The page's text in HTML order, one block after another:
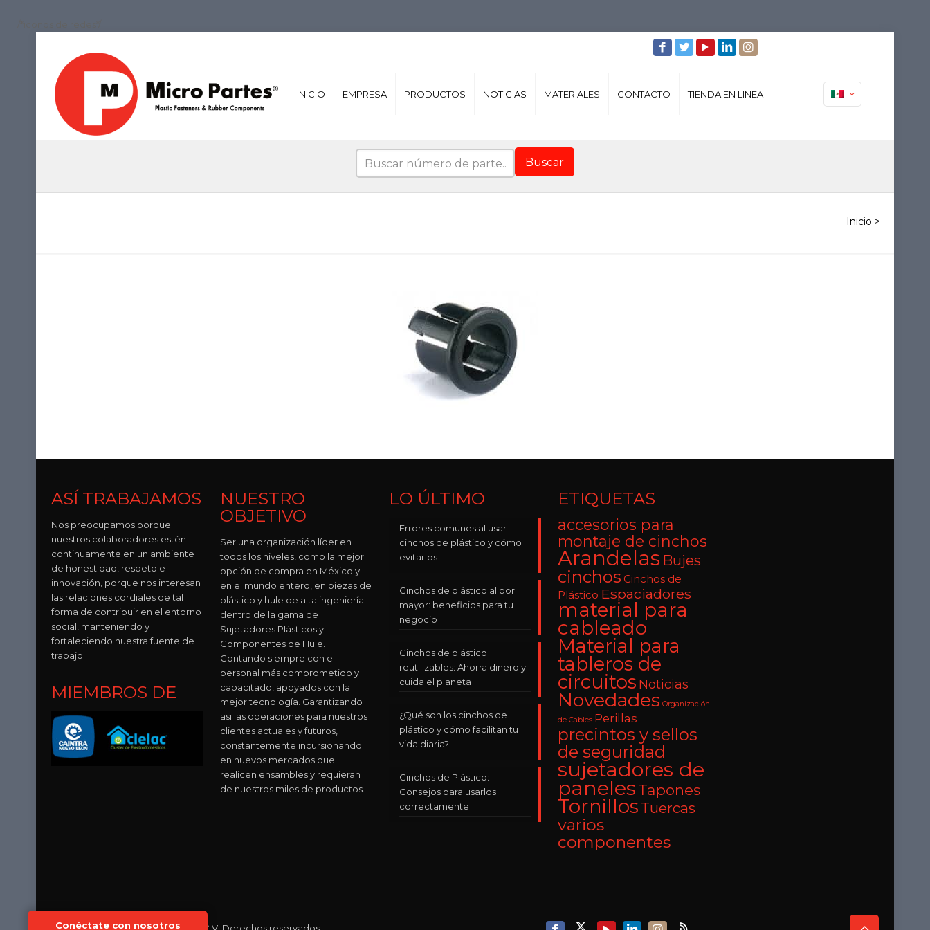
INICIO EMPRESA PRODUCTOS NOTICIAS MATERIALES CONTACTO TIENDA EN LINEA
Buscar
ASÍ TRABAJAMOS
Nos preocupamos porque
nuestros colaboradores estén
continuamente en un ambiente
de honestidad, respeto e
innovación, porque nos interesan
las relaciones cordiales de tal
forma de contribuir en el entorno
social, manteniendo y
fortaleciendo nuestra fuente de
trabajo.
MIEMBROS DE
NUESTRO
OBJETIVO
Ser una organización líder en
todos los niveles, como la mejor
opción de compra en México y
en el mundo entero, en piezas de
plástico y hule de alta ingeniería
dentro de la gama de
Sujetadores Plásticos y
Componentes de Hule.
Contando siempre con el
personal más comprometido y
capacitado, apoyados con la
mejor tecnología. Garantizando
asi las operaciones para nuestros
clientes actuales y futuros,
constantemente incursionando
en nuevos mercados que
realicen ensambles y requieran
de nuestros miles de productos.
LO ÚLTIMO
Errores comunes al usar
cinchos de plástico y cómo
evitarlos
Cinchos de plástico al por
mayor: beneficios para tu
negocio
Cinchos de plástico
reutilizables: Ahorra dinero y
cuida el planeta
¿Qué son los cinchos de
plástico y cómo facilitan tu
vida diaria?
Cinchos de Plástico:
Consejos para usarlos
correctamente
ETIQUETAS
accesorios para
montaje de cinchos
Arandelas Bujes
cinchos Cinchos de
Plástico Espaciadores
material para
cableado
Material para
tableros de
circuitos Noticias
Novedades Organización
de Cables Perillas
precintos y sellos
de seguridad
sujetadores de
paneles Tapones
Tornillos Tuercas
varios
componentes
Conéctate con nosotros